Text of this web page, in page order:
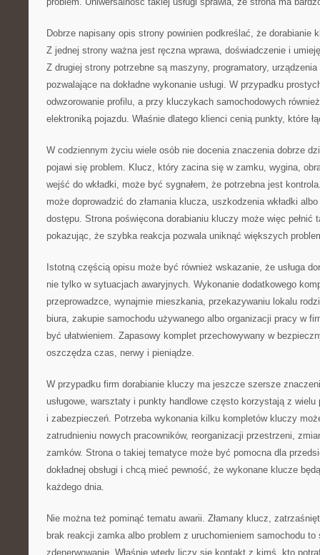
Dobrze napisany opis strony powinien podkreślać, że dorabianie
Z jednej strony ważna jest ręczna wprawa, doświadczenie i
Z drugiej strony potrzebne są maszyny, programatory,
pozwalające na dokładne wykonanie usługi. W przypadku
odwzorowanie profilu, a przy kluczykach samochodowych
elektroniką pojazdu. Właśnie dlatego klienci cenią punkty, które
W codziennym życiu wiele osób nie docenia znaczenia dobrze
pojawi się problem. Klucz, który zacina się w zamku, wygina,
wejść do wkładki, może być sygnałem, że potrzebna jest
może doprowadzić do złamania klucza, uszkodzenia wkładki
dostępu. Strona poświęcona dorabianiu kluczy może więc pełnić
pokazując, że szybka reakcja pozwala uniknąć większych
Istotną częścią opisu może być również wskazanie, że usługa
nie tylko w sytuacjach awaryjnych. Wykonanie dodatkowego
przeprowadzce, wynajmie mieszkania, przekazywaniu lokalu
biura, zakupie samochodu używanego albo organizacji pracy w
być ułatwieniem. Zapasowy komplet przechowywany w
oszczędza czas, nerwy i pieniądze.
W przypadku firm dorabianie kluczy ma jeszcze szersze
usługowe, warsztaty i punkty handlowe często korzystają z
i zabezpieczeń. Potrzeba wykonania kilku kompletów kluczy
zatrudnieniu nowych pracowników, reorganizacji przestrzeni,
zamków. Strona o takiej tematyce może być pomocna dla
dokładnej obsługi i chcą mieć pewność, że wykonane klucze
każdego dnia.
Nie można też pominąć tematu awarii. Złamany klucz,
brak reakcji zamka albo problem z uruchomieniem samochodu to
zdenerwowanie. Właśnie wtedy liczy się kontakt z kimś, kto